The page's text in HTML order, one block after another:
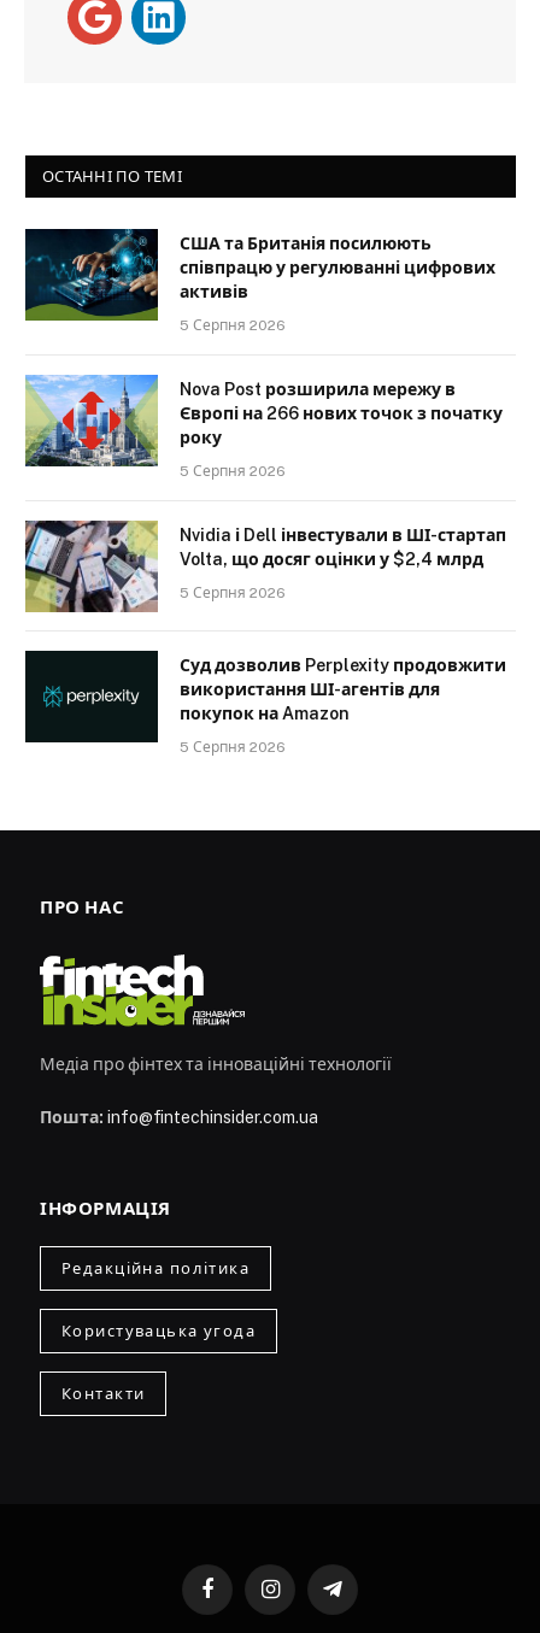
ОСТАННІ ПО ТЕМІ
США та Британія посилюють
співпрацю у регулюванні цифрових
активів
5 Серпня 2026
Nova Post розширила мережу в
Європі на 266 нових точок з початку
року
5 Серпня 2026
Nvidia і Dell інвестували в ШІ-стартап
Volta, що досяг оцінки у $2,4 млрд
5 Серпня 2026
Суд дозволив Perplexity продовжити
використання ШІ-агентів для
покупок на Amazon
5 Серпня 2026
ПРО НАС
Медіа про фінтех та інноваційні технології
Пошта: info@fintechinsider.com.ua
ІНФОРМАЦІЯ
Редакційна політика
Користувацька угода
Контакти
FacebookInstagramTelegram